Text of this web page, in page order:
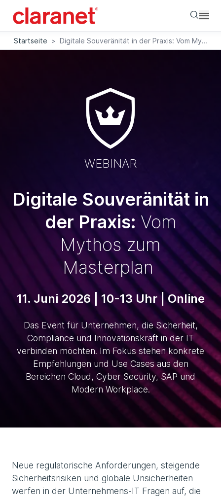
Startseite > Digitale Souveränität in der Praxis: Vom Mythos zum Masterplan
WEBINAR
Digitale Souveränität in
der Praxis: Vom
Mythos zum
Masterplan
11. Juni 2026 | 10-13 Uhr | Online
Das Event für Unternehmen, die Sicherheit,
Compliance und Innovationskraft in der IT
verbinden möchten. Im Fokus stehen konkrete
Empfehlungen und Use Cases aus den
Bereichen Cloud, Cyber Security, SAP und
Modern Workplace.
Neue regulatorische Anforderungen, steigende
Sicherheitsrisiken und globale Unsicherheiten
werfen in der Unternehmens-IT Fragen auf, die